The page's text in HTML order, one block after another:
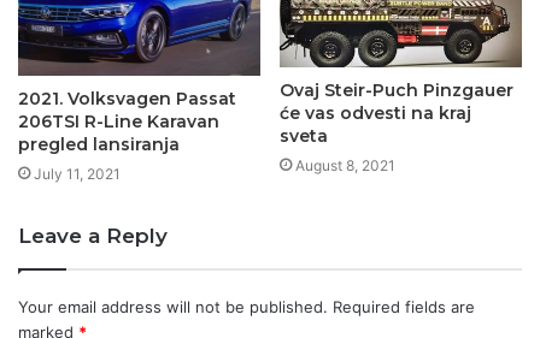
2021. Volksvagen Passat
206TSI R-Line Karavan
pregled lansiranja
July 11, 2021
Ovaj Steir-Puch Pinzgauer
će vas odvesti na kraj
sveta
August 8, 2021
Leave a Reply
Your email address will not be published. Required fields are
marked *